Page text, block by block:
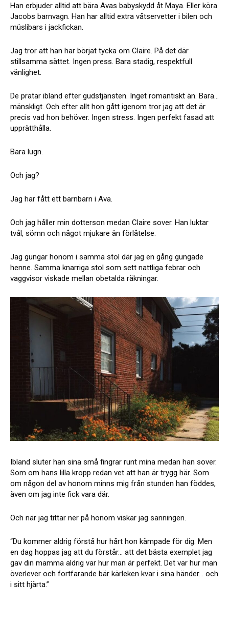
Han erbjuder alltid att bära Avas babyskydd åt Maya. Eller köra
Jacobs barnvagn. Han har alltid extra våtservetter i bilen och
müslibars i jackfickan.
Jag tror att han har börjat tycka om Claire. På det där
stillsamma sättet. Ingen press. Bara stadig, respektfull
vänlighet.
De pratar ibland efter gudstjänsten. Inget romantiskt än. Bara…
mänskligt. Och efter allt hon gått igenom tror jag att det är
precis vad hon behöver. Ingen stress. Ingen perfekt fasad att
upprätthålla.
Bara lugn.
Och jag?
Jag har fått ett barnbarn i Ava.
Och jag håller min dotterson medan Claire sover. Han luktar
tvål, sömn och något mjukare än förlåtelse.
Jag gungar honom i samma stol där jag en gång gungade
henne. Samma knarriga stol som sett nattliga febrar och
vaggvisor viskade mellan obetalda räkningar.
Ibland sluter han sina små fingrar runt mina medan han sover.
Som om hans lilla kropp redan vet att han är trygg här. Som
om någon del av honom minns mig från stunden han föddes,
även om jag inte fick vara där.
Och när jag tittar ner på honom viskar jag sanningen.
“Du kommer aldrig förstå hur hårt hon kämpade för dig. Men
en dag hoppas jag att du förstår… att det bästa exemplet jag
gav din mamma aldrig var hur man är perfekt. Det var hur man
överlever och fortfarande bär kärleken kvar i sina händer… och
i sitt hjärta.”